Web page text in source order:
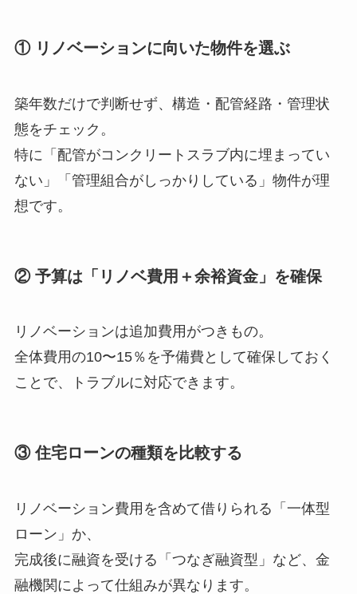
① リノベーションに向いた物件を選ぶ
築年数だけで判断せず、構造・配管経路・管理状
態をチェック。
特に「配管がコンクリートスラブ内に埋まってい
ない」「管理組合がしっかりしている」物件が理
想です。
② 予算は「リノベ費用＋余裕資金」を確保
リノベーションは追加費用がつきもの。
全体費用の10〜15％を予備費として確保しておく
ことで、トラブルに対応できます。
③ 住宅ローンの種類を比較する
リノベーション費用を含めて借りられる「一体型
ローン」か、
完成後に融資を受ける「つなぎ融資型」など、金
融機関によって仕組みが異なります。